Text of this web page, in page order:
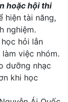
hoặc hội thi
hiện tài năng,
nghiệm.
hỏi lẫn
việc nhóm.
dưỡng nhạc
khi học